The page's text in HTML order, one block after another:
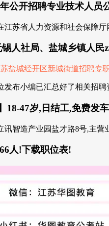
公开招聘专业技术人员
江苏省人力资源和社会保障
人社局、盐城乡镇人民
发布小编已汇总好了相关招
18-47岁,日结工,免费发车
讯智造产业园盐才路8号,主营
人!下载职位表!